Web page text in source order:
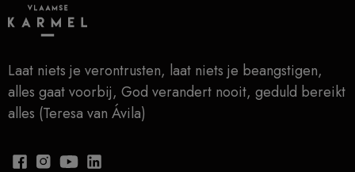
Laat niets je verontrusten, laat niets je beangstigen,
alles gaat voorbij, God verandert nooit, geduld bereikt
alles (Teresa van Ávila)